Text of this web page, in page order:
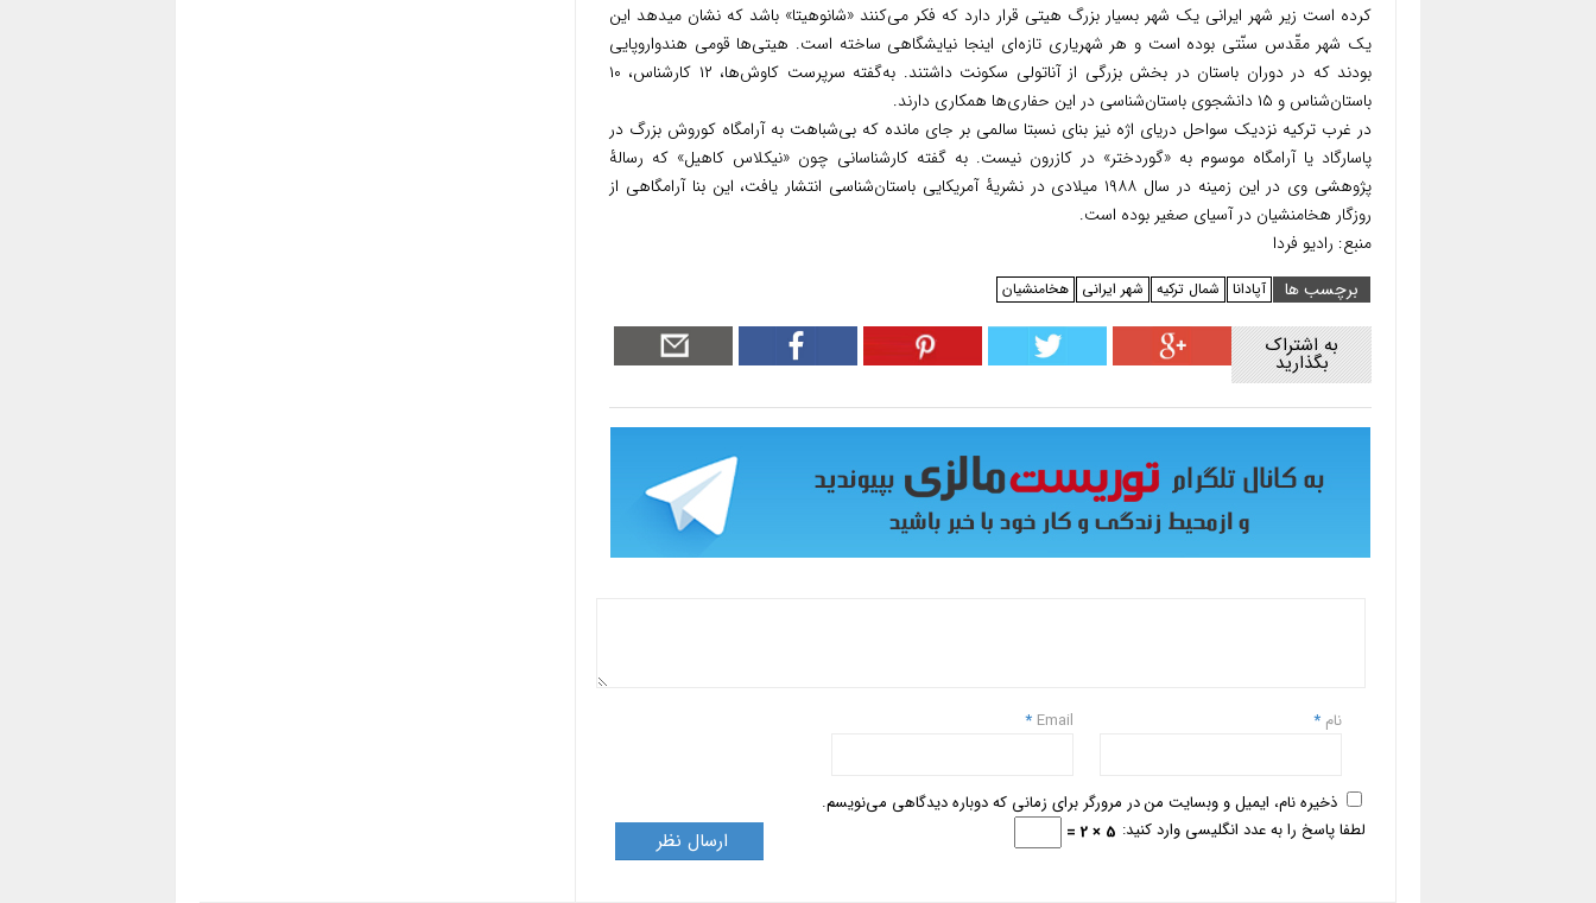
کرده است زیر شهر ایرانی یک شهر بسیار بزرگ هیتی قرار دارد که فکر می‌کنند «شانوهیتا» باشد که نشان میدهد این
یک شهر مقّدس سنّتی بوده است و هر شهریاری تازه‌ای اینجا نیایشگاهی ساخته است. هیتی‌ها قومی هندواروپایی
بودند که در دوران باستان در بخش بزرگی از آناتولی سکونت داشتند. به‌گفته سرپرست کاوش‌ها، ۱۲ کارشناس، ۱۰
باستان‌شناس و ۱۵ دانشجوی باستان‌شناسی در این حفاری‌ها همکاری دارند.
در غرب ترکیه نزدیک سواحل دریای اژه نیز بنای نسبتا سالمی بر جای مانده که بی‌شباهت به آرامگاه کوروش بزرگ در
پاسارگاد یا آرامگاه موسوم به «گوردختر» در کازرون نیست. به گفته کارشناسانی چون «نیکلاس کاهیل» که رسالۀ
پژوهشی وی در این زمینه در سال ۱۹۸۸ میلادی در نشریۀ آمریکایی باستان‌شناسی انتشار یافت، این بنا آرامگاهی از
روزگار هخامنشیان در آسیای صغیر بوده است.
منبع: رادیو فردا
برچسب ها
آپادانا شمال ترکیه شهر ایرانی هخامنشیان
به اشتراک
بگذارید
نام *
Email
*
ذخیره نام، ایمیل و وبسایت من در مرورگر برای زمانی که دوباره دیدگاهی می‌نویسم.
لطفا پاسخ را به عدد انگلیسی وارد کنید: 5 × 2 =